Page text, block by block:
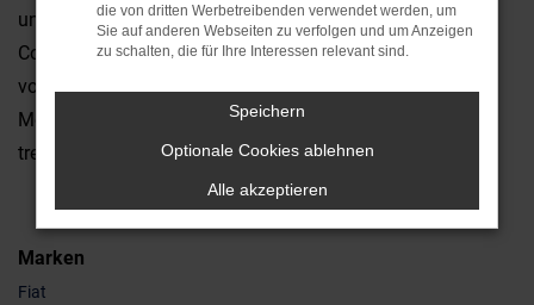
und mit ein wenig Glück finden Sie exakt den Jeep
Compass Gebrauchtwagen, der Ihnen bereits seit Jahren
vorschwebt. Oftmals besteht sogar die Möglichkeit, die
Motorisierung oder bei der Lackierung eine Auswahl zu
treffen.
Marken
Fiat
die von dritten Werbetreibenden verwendet werden, um
Sie auf anderen Webseiten zu verfolgen und um Anzeigen
zu schalten, die für Ihre Interessen relevant sind.
Speichern
Optionale Cookies ablehnen
Alle akzeptieren